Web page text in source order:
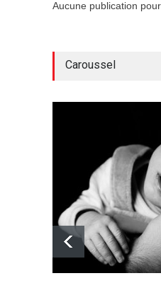
Aucune publication
Caroussel